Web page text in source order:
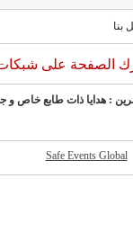
بنا
الصفحة على شبكات
: هدايا ذات طابع خاص و
Safe Events Global